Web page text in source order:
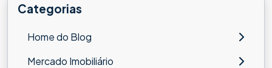
Categorias
Home do Blog
Mercado Imobiliário